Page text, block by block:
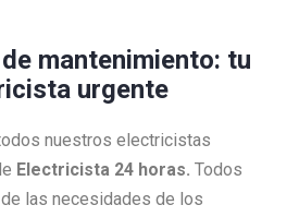
mantenimiento: tu
urgente
nuestros electricistas
Electricista 24 horas. Todos
las necesidades de los